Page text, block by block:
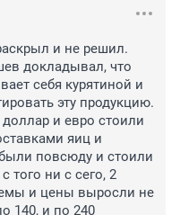
и не решил.
докладывал, что
себя курятиной и
эту продукцию.
и евро стоили
яиц и
повсюду и стоили
того ни с сего, 2
и цены выросли не
140, и по 240